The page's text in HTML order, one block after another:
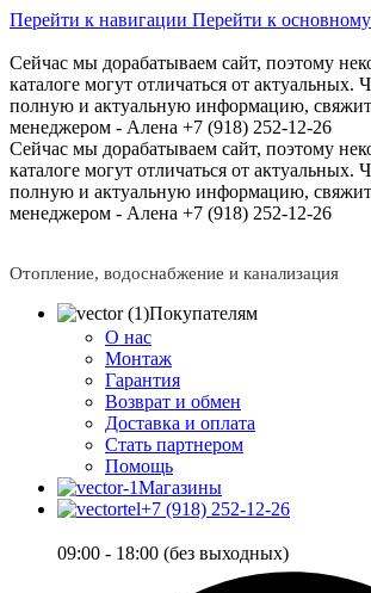
Перейти к навигации Перейти к
Сейчас мы дорабатываем сайт, поэтому
каталоге могут отличаться от актуальных.
полную и актуальную информацию,
менеджером - Алена +7 (918) 252-12-26
Сейчас мы дорабатываем сайт, поэтому
каталоге могут отличаться от актуальных.
полную и актуальную информацию,
менеджером - Алена +7 (918) 252-12-26
Отопление, водоснабжение и канализация
Покупателям
О нас
Монтаж
Гарантия
Возврат и обмен
Доставка и оплата
Стать партнером
Помощь
Магазины
+7 (918) 252-12-26
09:00 - 18:00 (без выходных)